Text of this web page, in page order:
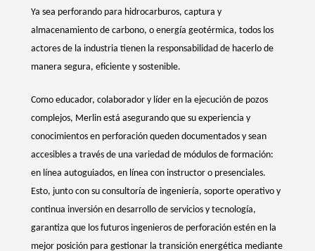
Ya sea perforando para hidrocarburos, captura y
almacenamiento de carbono, o energía geotérmica, todos los
actores de la industria tienen la responsabilidad de hacerlo de
manera segura, eficiente y sostenible.
Como educador, colaborador y líder en la ejecución de pozos
complejos, Merlin está asegurando que su experiencia y
conocimientos en perforación queden documentados y sean
accesibles a través de una variedad de módulos de formación:
en línea autoguiados, en línea con instructor o presenciales.
Esto, junto con su consultoría de ingeniería, soporte operativo y
continua inversión en desarrollo de servicios y tecnología,
garantiza que los futuros ingenieros de perforación estén en la
mejor posición para gestionar la transición energética mediante